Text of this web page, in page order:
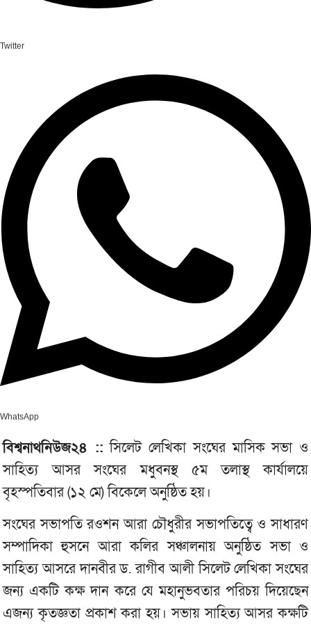
Twitter
WhatsApp
বিশ্বনাথনিউজ২৪ :: সিলেট লেখিকা সংঘের মাসিক সভা ও
সাহিত্য আসর সংঘের মধুবনস্থ ৫ম তলাস্থ কার্যালয়ে
বৃহস্পতিবার (১২ মে) বিকেলে অনুষ্ঠিত হয়।
সংঘের সভাপতি রওশন আরা চৌধুরীর সভাপতিত্বে ও সাধারণ
সম্পাদিকা হুসনে আরা কলির সঞ্চালনায় অনুষ্ঠিত সভা ও
সাহিত্য আসরে দানবীর ড. রাগীব আলী সিলেট লেখিকা সংঘের
জন্য একটি কক্ষ দান করে যে মহানুভবতার পরিচয় দিয়েছেন
এজন্য কৃতজ্ঞতা প্রকাশ করা হয়। সভায় সাহিত্য আসর কক্ষটি